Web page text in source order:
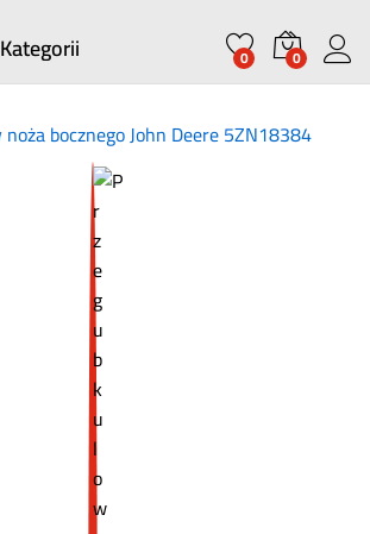
Kategorii 0 0